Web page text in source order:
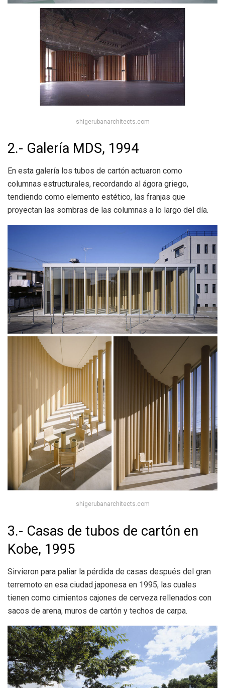
shigerubanarchitects.com
2.- Galería MDS, 1994
En esta galería los tubos de cartón actuaron como
columnas estructurales, recordando al ágora griego,
tendiendo como elemento estético, las franjas que
proyectan las sombras de las columnas a lo largo del día.
shigerubanarchitects.com
3.- Casas de tubos de cartón en
Kobe, 1995
Sirvieron para paliar la pérdida de casas después del gran
terremoto en esa ciudad japonesa en 1995, las cuales
tienen como cimientos cajones de cerveza rellenados con
sacos de arena, muros de cartón y techos de carpa.